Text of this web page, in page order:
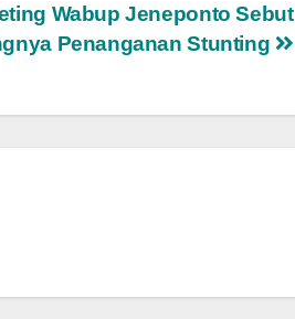
Wabup Jeneponto Sebut
Penanganan Stunting